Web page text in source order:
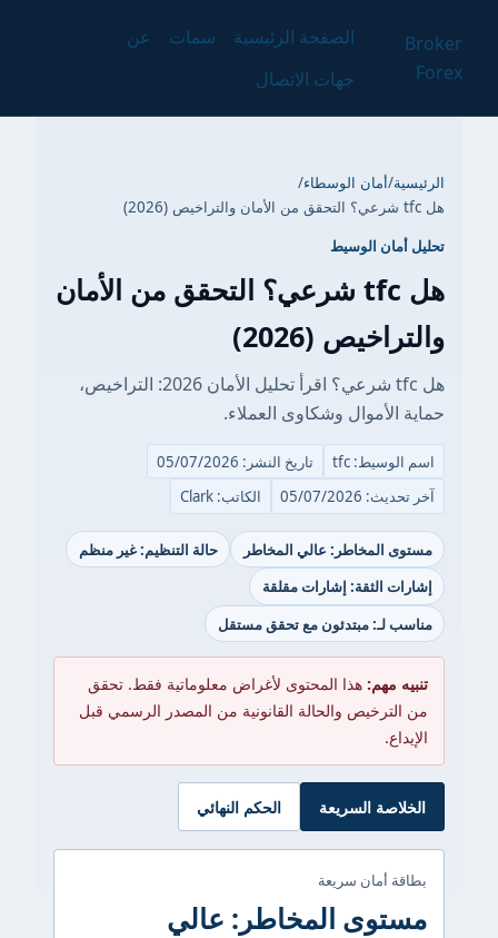
Broker
Forex
الصفحة الرئيسية سمات
عن
جهات الاتصال
الرئيسية/أمان الوسطاء/
هل tfc شرعي؟ التحقق من الأمان والتراخيص (2026)
تحليل أمان الوسيط
هل tfc شرعي؟ التحقق من الأمان
والتراخيص (2026)
هل tfc شرعي؟ اقرأ تحليل الأمان 2026: التراخيص،
حماية الأموال وشكاوى العملاء.
اسم الوسيط: tfc
تاريخ النشر: 05/07/2026
آخر تحديث: 05/07/2026
الكاتب: Clark
مستوى المخاطر: عالي المخاطر
حالة التنظيم: غير منظم
إشارات الثقة: إشارات مقلقة
مناسب لـ: مبتدئون مع تحقق مستقل
تنبيه مهم: هذا المحتوى لأغراض معلوماتية فقط. تحقق
من الترخيص والحالة القانونية من المصدر الرسمي قبل
الإيداع.
الخلاصة السريعة الحكم النهائي
بطاقة أمان سريعة
مستوى المخاطر: عالي